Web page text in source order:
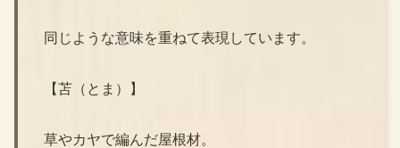
同じような意味を重ねて表現しています。
【苫（とま）】
草やカヤで編んだ屋根材。